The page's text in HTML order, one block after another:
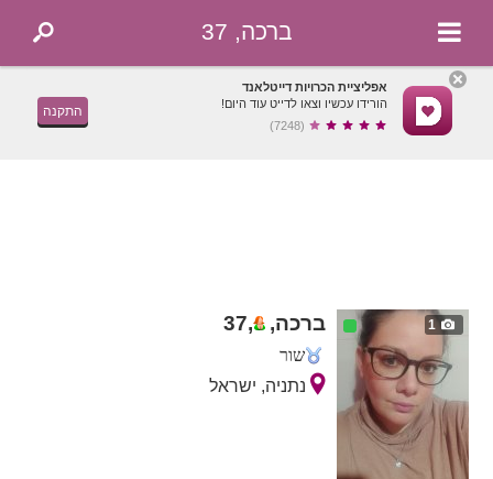
ברכה, 37
אפליציית הכרויות דייטלאנד
הורידו עכשיו וצאו לדייט עוד היום!
(7248)
התקנה
1 ברכה, ,
37
שור
נתניה, ישראל